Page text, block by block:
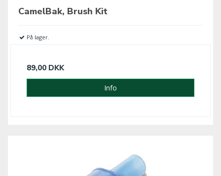
CamelBak, Brush Kit
På lager.
89,00 DKK
Info